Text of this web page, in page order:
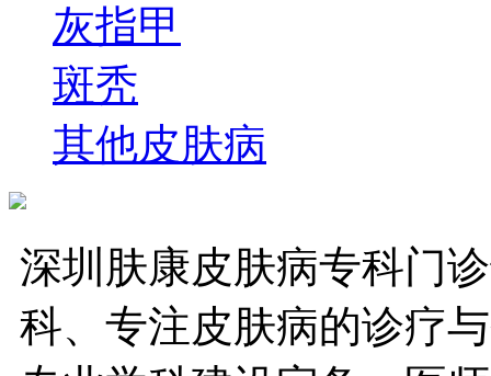
灰指甲
斑秃
其他皮肤病
深圳肤康皮肤病专科门
科、专注皮肤病的诊疗